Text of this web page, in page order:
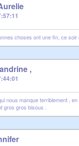
choses ont une fin, ce
,
nous manque terriblement ,
gros gros bisous .